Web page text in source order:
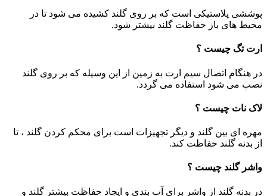
پوششی پلاستیکی است که بر روی گلند کشیده می شود تا در
محیط های باز حفاظت گلند بیشتر شود.
ارت تگ چیست ؟
در هنگام اتصال سیم ارت به زمین از این وسیله که بر روی گلند
نصب می شود استفاده می گردد.
لاک نات چیست ؟
مهره ای بین گلند و دیگر تجهیزات است برای محکم کردن گلند ، تا
از بدنه گلند حفاظت کند.
واشر گلند چیست ؟
در بدنه گلند از واشر برای آب بندی و ایجاد حفاظت بیشتر گلند و